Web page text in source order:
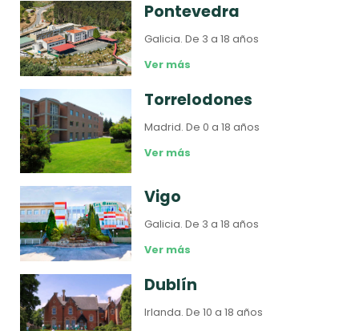
Pontevedra
Galicia.De 3 a 18 años
Ver más
Torrelodones
Madrid.De 0 a 18 años
Ver más
Vigo
Galicia.De 3 a 18 años
Ver más
Dublín
Irlanda.De 10 a 18 años